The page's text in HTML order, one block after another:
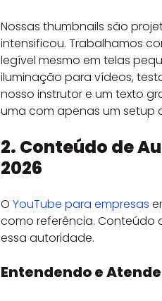
Nossas thumbnails são
intensificou. Trabalhamos
legível mesmo em telas
iluminação para vídeos,
nosso instrutor e um texto
uma com apenas um setup
2. Conteúdo de
2026
O YouTube para empresas
como referência. Conteúdo
essa autoridade.
Entendendo e